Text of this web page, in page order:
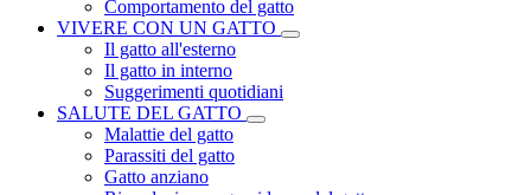
Comportamento del gatto
VIVERE CON UN GATTO
Il gatto all'esterno
Il gatto in interno
Suggerimenti quotidiani
SALUTE DEL GATTO
Malattie del gatto
Parassiti del gatto
Gatto anziano